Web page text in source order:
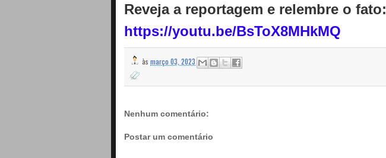
Reveja a reportagem e relembre o fato:
https://youtu.be/BsToX8MHkMQ
às março 03, 2023
Nenhum comentário:
Postar um comentário